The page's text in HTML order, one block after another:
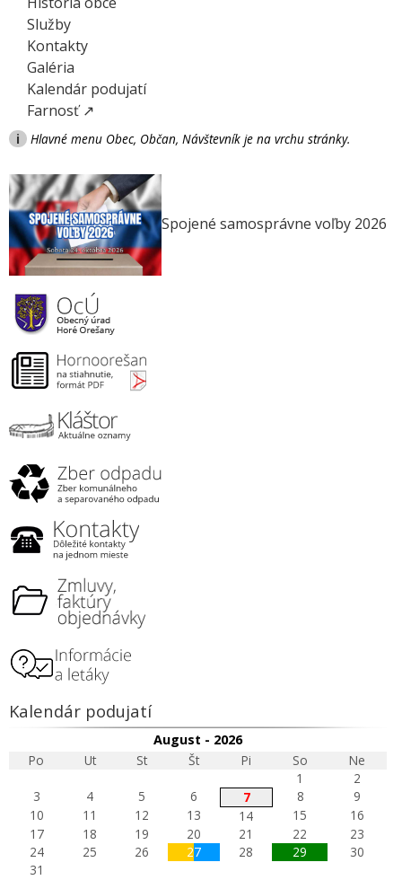
Služby
Kontakty
Galéria
Kalendár podujatí
Farnosť ↗
i Hlavné menu Obec, Občan, Návštevník je na vrchu stránky.
Spojené samosprávne voľby 2026
Kalendár podujatí
August - 2026
Po
Ut St Št Pi So
Ne
1
2
3
4 5 6 7 8
9
10
11 12 13 14 15
16
17
18 19 20 21 22
23
24
25 26 27 28 29
30
31